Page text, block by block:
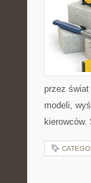
przez świat
modeli,